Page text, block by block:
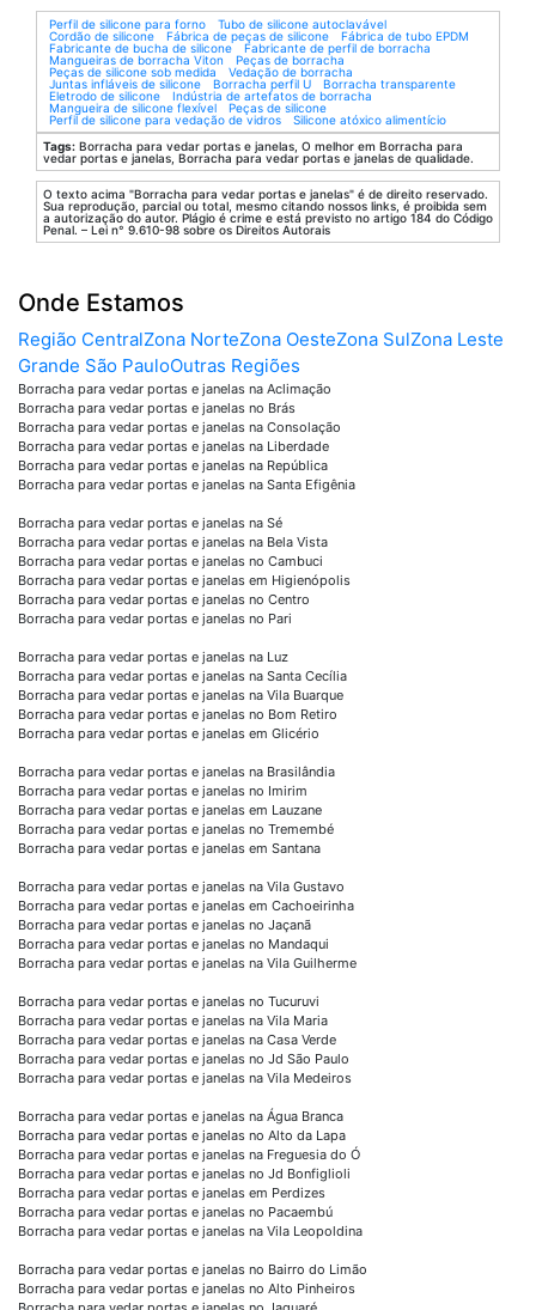
Perfil de silicone para forno
Tubo de silicone autoclavável
Cordão de silicone
Fábrica de peças de silicone
Fábrica de tubo EPDM
Fabricante de bucha de silicone
Fabricante de perfil de borracha
Mangueiras de borracha Viton
Peças de borracha
Peças de silicone sob medida
Vedação de borracha
Juntas infláveis de silicone
Borracha perfil U
Borracha transparente
Eletrodo de silicone
Indústria de artefatos de borracha
Mangueira de silicone flexível
Peças de silicone
Perfil de silicone para vedação de vidros
Silicone atóxico alimentício
Tags: Borracha para vedar portas e janelas, O melhor em Borracha para
vedar portas e janelas, Borracha para vedar portas e janelas de qualidade.
O texto acima "Borracha para vedar portas e janelas" é de direito reservado.
Sua reprodução, parcial ou total, mesmo citando nossos links, é proibida sem
a autorização do autor. Plágio é crime e está previsto no artigo 184 do Código
Penal. – Lei n° 9.610-98 sobre os Direitos Autorais
Onde Estamos
Região CentralZona NorteZona OesteZona SulZona Leste
Grande São PauloOutras Regiões
Borracha para vedar portas e janelas na Aclimação
Borracha para vedar portas e janelas no Brás
Borracha para vedar portas e janelas na Consolação
Borracha para vedar portas e janelas na Liberdade
Borracha para vedar portas e janelas na República
Borracha para vedar portas e janelas na Santa Efigênia
Borracha para vedar portas e janelas na Sé
Borracha para vedar portas e janelas na Bela Vista
Borracha para vedar portas e janelas no Cambuci
Borracha para vedar portas e janelas em Higienópolis
Borracha para vedar portas e janelas no Centro
Borracha para vedar portas e janelas no Pari
Borracha para vedar portas e janelas na Luz
Borracha para vedar portas e janelas na Santa Cecília
Borracha para vedar portas e janelas na Vila Buarque
Borracha para vedar portas e janelas no Bom Retiro
Borracha para vedar portas e janelas em Glicério
Borracha para vedar portas e janelas na Brasilândia
Borracha para vedar portas e janelas no Imirim
Borracha para vedar portas e janelas em Lauzane
Borracha para vedar portas e janelas no Tremembé
Borracha para vedar portas e janelas em Santana
Borracha para vedar portas e janelas na Vila Gustavo
Borracha para vedar portas e janelas em Cachoeirinha
Borracha para vedar portas e janelas no Jaçanã
Borracha para vedar portas e janelas no Mandaqui
Borracha para vedar portas e janelas na Vila Guilherme
Borracha para vedar portas e janelas no Tucuruvi
Borracha para vedar portas e janelas na Vila Maria
Borracha para vedar portas e janelas na Casa Verde
Borracha para vedar portas e janelas no Jd São Paulo
Borracha para vedar portas e janelas na Vila Medeiros
Borracha para vedar portas e janelas na Água Branca
Borracha para vedar portas e janelas no Alto da Lapa
Borracha para vedar portas e janelas na Freguesia do Ó
Borracha para vedar portas e janelas no Jd Bonfiglioli
Borracha para vedar portas e janelas em Perdizes
Borracha para vedar portas e janelas no Pacaembú
Borracha para vedar portas e janelas na Vila Leopoldina
Borracha para vedar portas e janelas no Bairro do Limão
Borracha para vedar portas e janelas no Alto Pinheiros